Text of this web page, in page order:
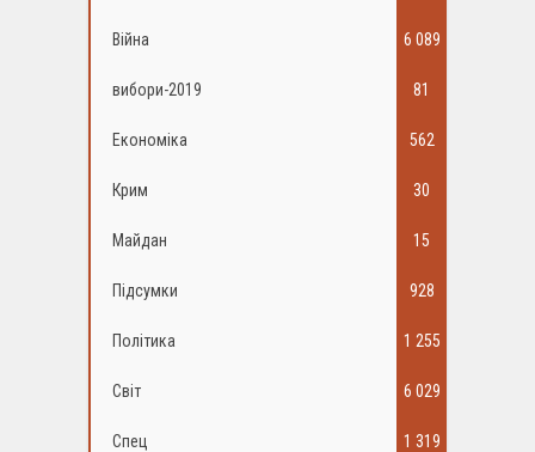
Війна 6 089
вибори-2019 81
Економіка 562
Крим 30
Майдан 15
Підсумки 928
Політика 1 255
Світ 6 029
Спец 1 319